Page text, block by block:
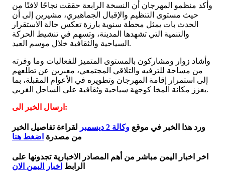
وأكد منظمو المهرجان أن النسخة الرابعة حققت نجاحًا لافتًا من
حيث مستوى التنظيم والإقبال الجماهيري، مشيرين إلى أن
الحدث بات يمثل محطة سنوية بارزة تعكس حالة الاستقرار
والتنمية التي تشهدها المدينة، وتسهم في تنشيط الحركة
السياحية والثقافية خلال موسم العيد.
وأشاد زوار ومشاركون بالمستوى المتميز للفعاليات وما وفرته
من مساحة للترفيه والتلاقي المجتمعي، معبرين عن تطلعهم
إلى استمرار إقامة المهرجان وتطويره في الأعوام المقبلة، بما
يعزز مكانة المخا كوجهة سياحية وثقافية على الساحل الغربي.
ارسال الخبر الى:
ورد هذا الخبر في موقع وكالة 2 ديسمبر
لقراءة تفاصيل الخبر
من مصدرة اضغط هنا
اخر اخبار اليمن مباشر من أهم المصادر الاخبارية تجدونها على
الرابط اخبار اليمن الان